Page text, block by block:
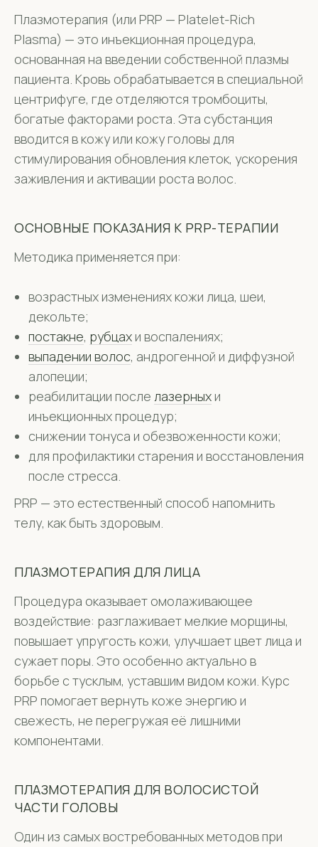
Плазмотерапия (или PRP — Platelet-Rich
Plasma) — это инъекционная процедура,
основанная на введении собственной плазмы
пациента. Кровь обрабатывается в специальной
центрифуге, где отделяются тромбоциты,
богатые факторами роста. Эта субстанция
вводится в кожу или кожу головы для
стимулирования обновления клеток, ускорения
заживления и активации роста волос.
ОСНОВНЫЕ ПОКАЗАНИЯ К PRP-ТЕРАПИИ
Методика применяется при:
возрастных изменениях кожи лица, шеи,
декольте;
постакне, рубцах и воспалениях;
выпадении волос, андрогенной и диффузной
алопеции;
реабилитации после лазерных и
инъекционных процедур;
снижении тонуса и обезвоженности кожи;
для профилактики старения и восстановления
после стресса.
PRP — это естественный способ напомнить
телу, как быть здоровым.
ПЛАЗМОТЕРАПИЯ ДЛЯ ЛИЦА
Процедура оказывает омолаживающее
воздействие: разглаживает мелкие морщины,
повышает упругость кожи, улучшает цвет лица и
сужает поры. Это особенно актуально в
борьбе с тусклым, уставшим видом кожи. Курс
PRP помогает вернуть коже энергию и
свежесть, не перегружая её лишними
компонентами.
ПЛАЗМОТЕРАПИЯ ДЛЯ ВОЛОСИСТОЙ
ЧАСТИ ГОЛОВЫ
Один из самых востребованных методов при